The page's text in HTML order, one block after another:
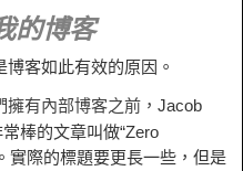
的博客
客如此有效的原因。
有內部博客之前， Jacob
棒的文章叫做“Zero
實際的標題要更長一些，但是